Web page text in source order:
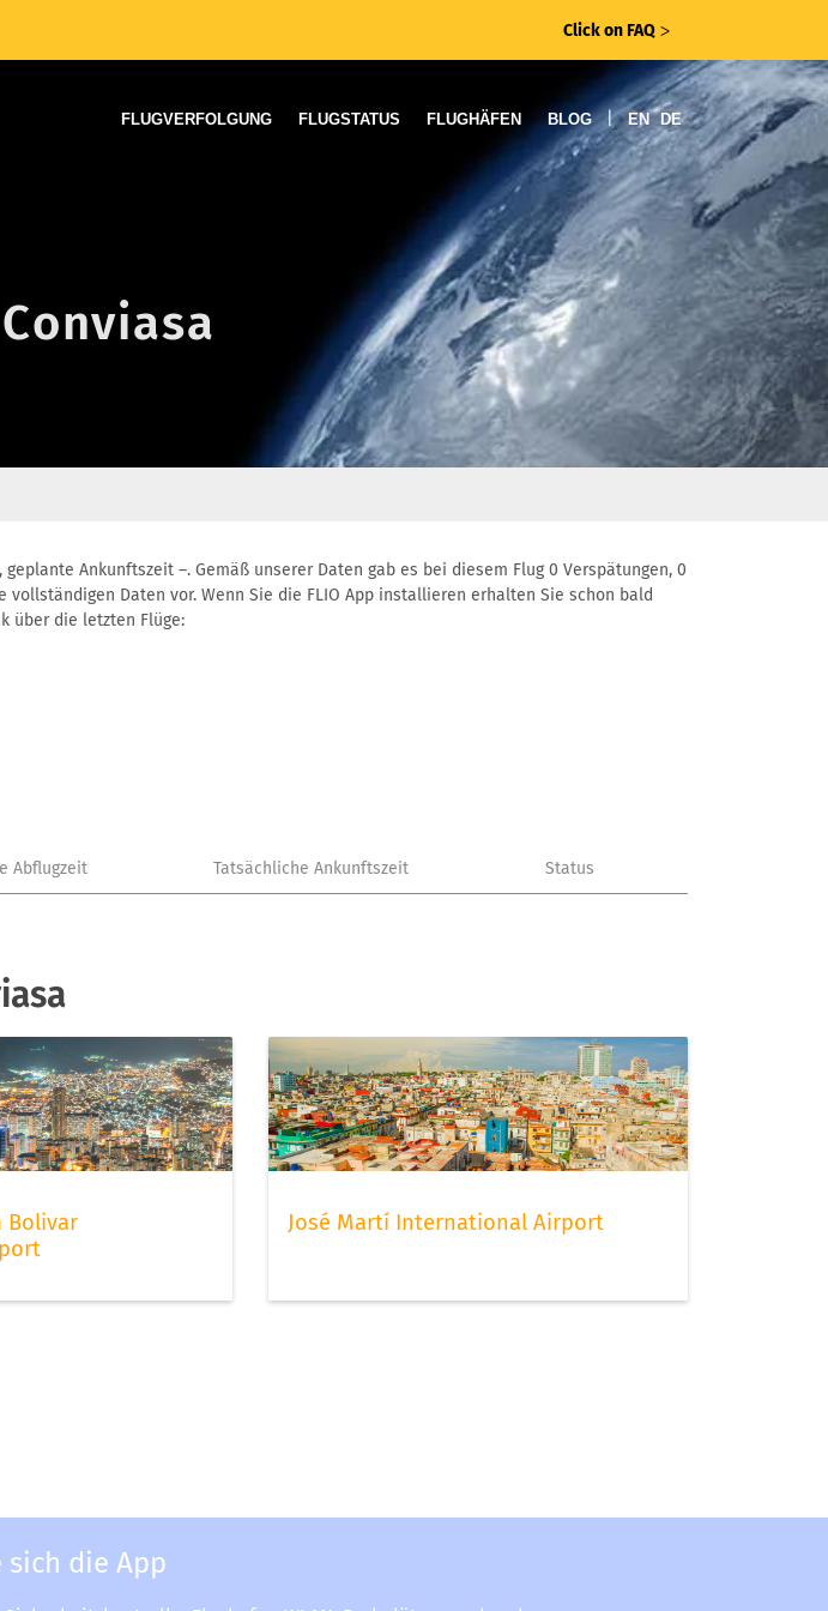
Click on FAQ ᐳ
FLUGVERFOLGUNG FLUGSTATUS FLUGHÄFEN BLOG | EN DE
Ankunftszeit –. Gemäß unserer Daten gab es bei diesem Flug 0 Verspätungen, 0
Daten vor. Wenn Sie die FLIO App installieren erhalten Sie schon bald
über die letzten Flüge:
Abflugzeit Tatsächliche Ankunftszeit Status
Bolivar
José Martí International Airport
sich die App